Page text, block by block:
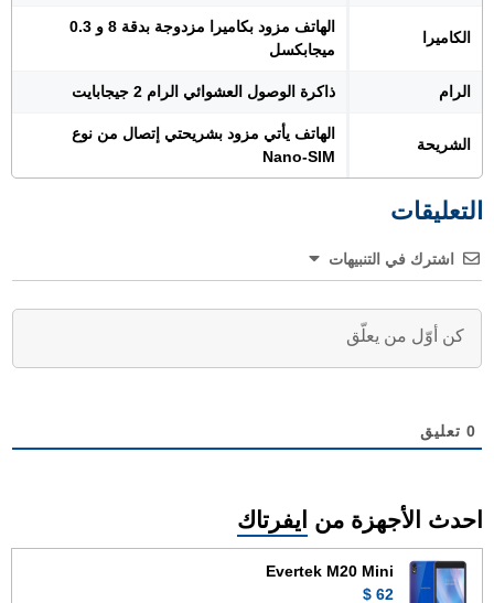
الكاميرا
الهاتف مزود بكاميرا مزدوجة بدقة 8 و 0.3
ميجابكسل
الرام ذاكرة الوصول العشوائي الرام 2 جيجابايت
الشريحة
الهاتف يأتي مزود بشريحتي إتصال من نوع
Nano-SIM
التعليقات
اشترك في التنبيهات
0 تعليق
احدث الأجهزة من ايفرتاك
Evertek M20 Mini
62 $